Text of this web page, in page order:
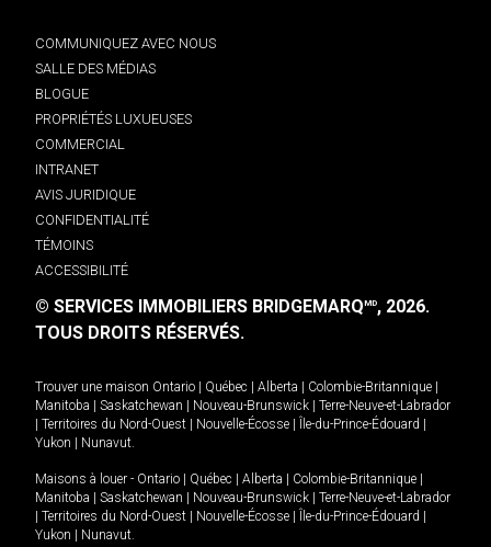
COMMUNIQUEZ AVEC NOUS
SALLE DES MÉDIAS
BLOGUE
PROPRIÉTÉS LUXUEUSES
COMMERCIAL
INTRANET
AVIS JURIDIQUE
CONFIDENTIALITÉ
TÉMOINS
ACCESSIBILITÉ
© SERVICES IMMOBILIERS BRIDGEMARQMD, 2026.
TOUS DROITS RÉSERVÉS.
Trouver une maison Ontario Québec Alberta Colombie-Britannique
Manitoba
Saskatchewan Nouveau-Brunswick
Terre-Neuve-et-Labrador
Territoires du Nord-Ouest Nouvelle-Écosse Île-du-Prince-Édouard
Yukon
Nunavut.
Maisons à louer - Ontario Québec Alberta Colombie-Britannique
Manitoba
Saskatchewan Nouveau-Brunswick
Terre-Neuve-et-Labrador
Territoires du Nord-Ouest Nouvelle-Écosse Île-du-Prince-Édouard
Yukon
Nunavut.